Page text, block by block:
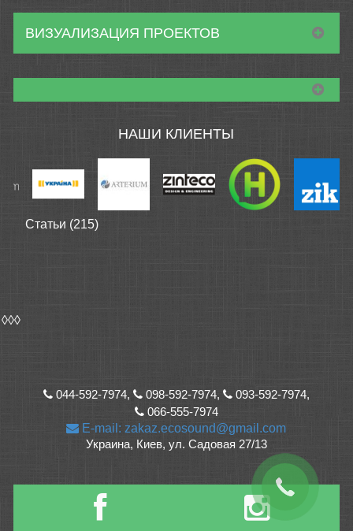
ВИЗУАЛИЗАЦИЯ ПРОЕКТОВ
НАШИ КЛИЕНТЫ
Статьи (215)
◊◊◊
044-592-7974, 098-592-7974,
093-592-7974,
066-555-7974
E-mail: zakaz.ecosound@gmail.com
Украина, Киев, ул. Садовая 27/13